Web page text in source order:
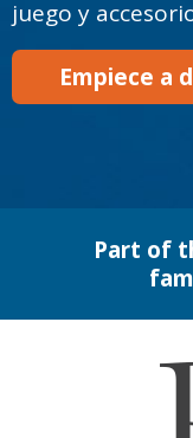
juego y
Empiece a
Part of